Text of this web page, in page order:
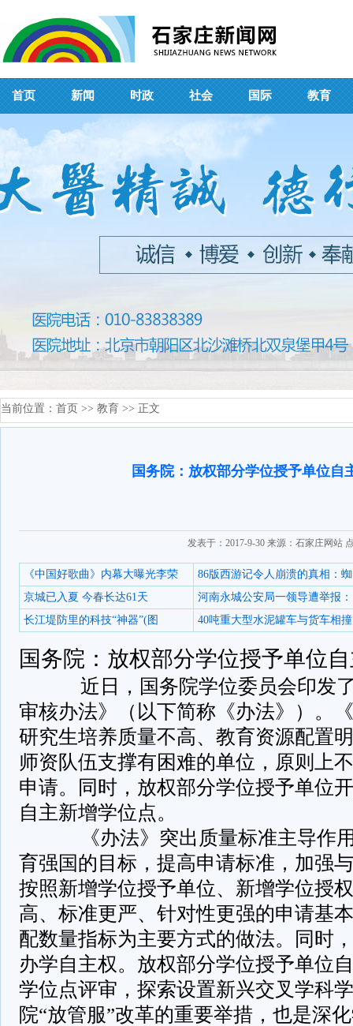
首页 新闻 时政 社会 国际 教育
当前位置： 首页 >> 教育 >> 正文
国务院：放权部分学位授予单位自
发表于：2017-9-30 来源：石家庄网站
《中国好歌曲》内幕大曝光李荣
86版西游记令人崩溃的真相：蜘
京城已入夏 今春长达61天
河南永城公安局一领导遭举报：
长江堤防里的科技“神器”(图
40吨重大型水泥罐车与货车相撞
国务院：放权部分学位授予单位
近日，国务院学位委员会印发
审核办法》（以下简称《办法》）。
研究生培养质量不高、教育资源配置
师资队伍支撑有困难的单位，原则上
申请。同时，放权部分学位授予单位
自主新增学位点。
《办法》突出质量标准主导作
育强国的目标，提高申请标准，加强
按照新增学位授予单位、新增学位授
高、标准更严、针对性更强的申请基
配数量指标为主要方式的做法。同时
办学自主权。放权部分学位授予单位
学位点评审，探索设置新兴交叉学科
院“放管服”改革的重要举措，也是深